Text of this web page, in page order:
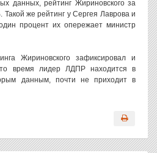
данных, рейтинг Жириновского за
же рейтинг у Сергея Лаврова и
процент их опережает министр
Жириновского зафиксировал и
время лидер ЛДПР находится в
данным, почти не приходит в